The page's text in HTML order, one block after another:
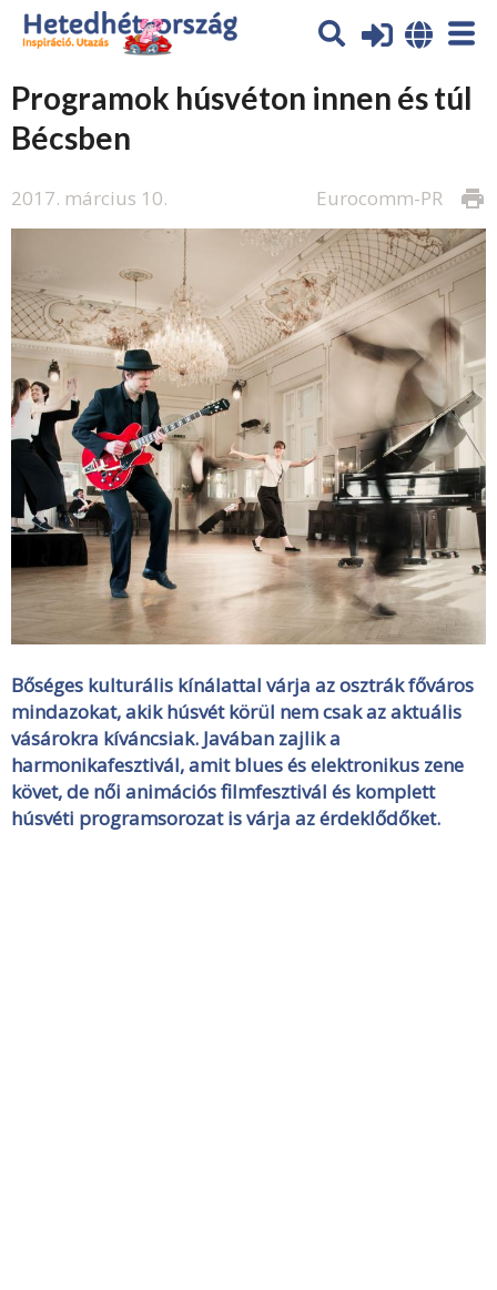
Programok húsvéton innen és túl
Bécsben
2017. március 10. print
Eurocomm-PR
Bőséges kulturális kínálattal várja az osztrák főváros
mindazokat, akik húsvét körül nem csak az aktuális
vásárokra kíváncsiak. Javában zajlik a
harmonikafesztivál, amit blues és elektronikus zene
követ, de női animációs filmfesztivál és komplett
húsvéti programsorozat is várja az érdeklődőket.